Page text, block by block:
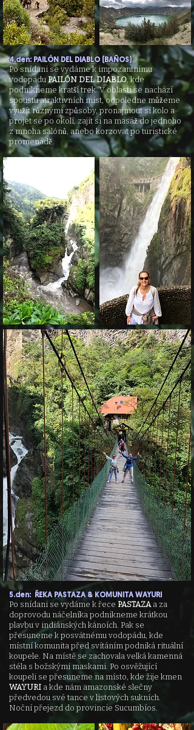
4.den: PAILÓN DEL DIABLO (BAÑOS)
Po snídani se vydáme k impozantnímu
vodopádu PAILÓN DEL DIABLO, kde
podnikneme kratší trek. V oblasti se nachází
spoustu atraktivních míst, odpoledne můžeme
využít různými způsoby, pronajmout si kolo a
projet se po okolí, zajít si na masáž do jednoho
z mnoha salónů, anebo korzovat po turistické
promenádě.
5.den: ŘEKA PASTAZA & KOMUNITA WAYURI
Po snídani se vydáme k řece PASTAZAa za
doprovodu náčelníka podnikneme krátkou
plavbu v indiánských kánoích. Pak se
přesuneme k posvátnému vodopádu, kde
místní komunita před svítáním podniká rituální
koupele. Na místě se zachovala velká kamenná
stéla s božskými maskami. Po osvěžující
koupeli se přesuneme na místo, kde žije kmen
WAYURI a kde nám amazonské slečny
předvedou své tance v listových sukních.
Noční přejezd do provincie Sucumbíos.